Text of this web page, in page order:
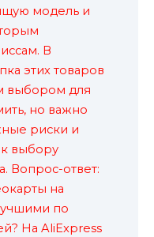
модель и
В
этих товаров
выбором для
но важно
риски и
выбору
Вопрос-ответ:
на
по
На AliExpress